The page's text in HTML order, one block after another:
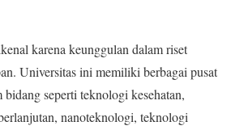
karena keunggulan dalam riset
Universitas ini memiliki berbagai pusat
seperti teknologi kesehatan,
nanoteknologi, teknologi